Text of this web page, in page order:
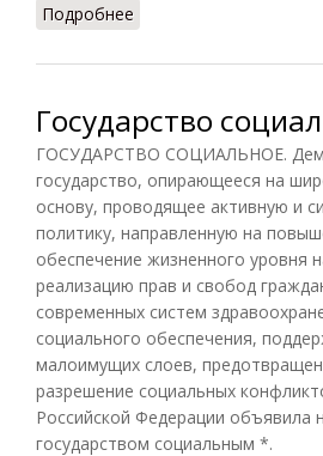
Подробнее
Государство
ГОСУДАРСТВО СОЦИАЛЬНОЕ.
государство, опирающееся на
основу, проводящее активную и
политику, направленную на
обеспечение жизненного уровня
реализацию прав и свобод
современных систем
социального обеспечения,
малоимущих слоев,
разрешение социальных
Российской Федерации объявила
государством социальным *.